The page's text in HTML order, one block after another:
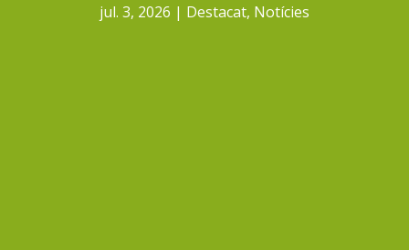
jul. 3, 2026 Destacat, Notícies